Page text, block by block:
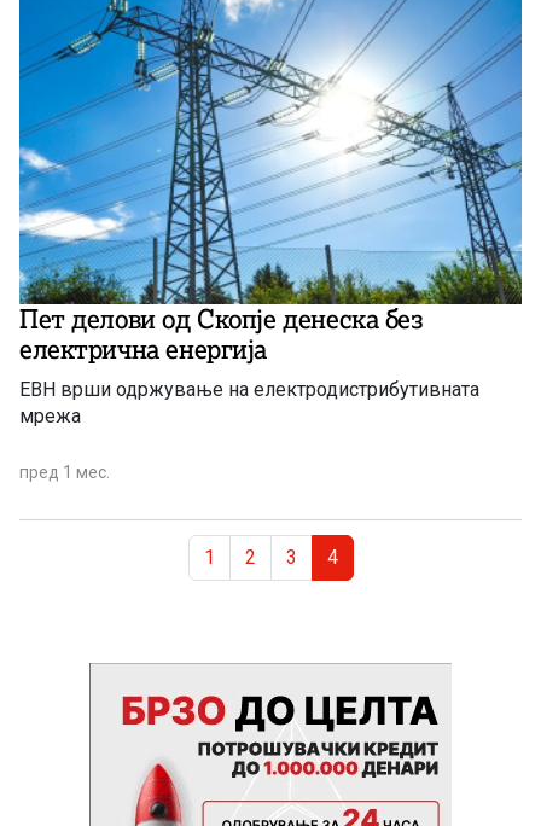
Пет делови од Скопје денеска без
електрична енергија
ЕВН врши одржување на електродистрибутивната
мрежа
пред 1 мес.
Page
1 Page
2 Page
3 Current Page
4